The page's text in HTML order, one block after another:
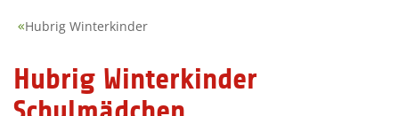
Hubrig Winterkinder
Hubrig Winterkinder